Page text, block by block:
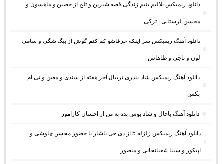
دانلود ریمیکس بلالیم بنیم زندگی قصه شیرین و تلخ از حصین و ماهسون و
محسن لرستانی | ترکی
دانلود آهنگ ریمیکس سر اینکه حرفاشو کم کنم گوش از بیگ شگی و سامی
لون و ناجی و طاهاس
دانلود آهنگ ریمیکس شاد بندری تریبال آخر هفته از سندی و معین و تی ام
بکس
دانلود آهنگ باحال و شاد بوس بده به من از احسان کاراموز
دانلود آهنگ ریمیکس زلزله 5 از دی جی یاشار با حضور محسن چاوشی و
اپیکور و سینا شعبانخانی و منصور